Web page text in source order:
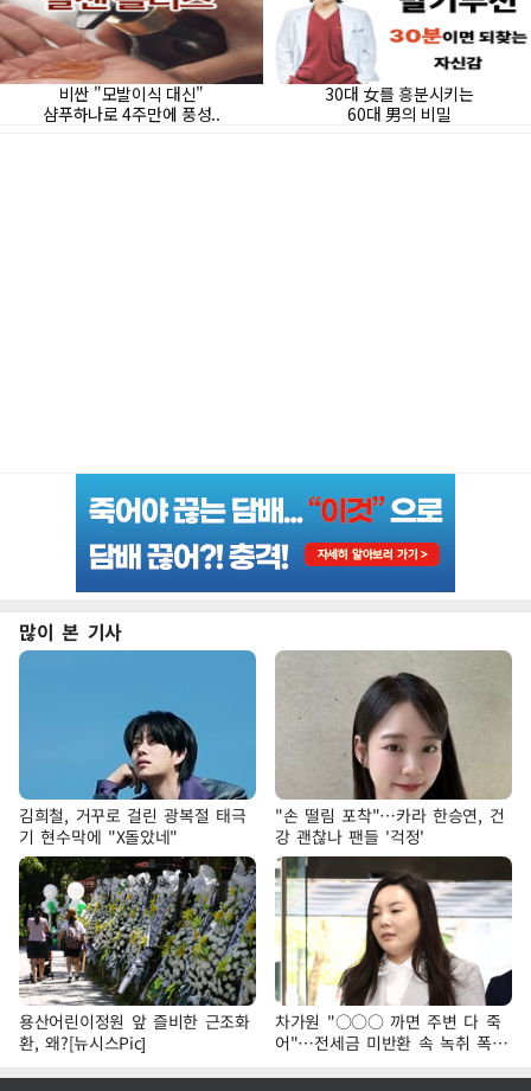
많이 본 기사
김희철, 거꾸로 걸린 광복절 태극
기 현수막에 "X돌았네"
"손 떨림 포착"…카라 한승연, 건
강 괜찮나 팬들 '걱정'
용산어린이정원 앞 즐비한 근조화
환, 왜?[뉴시스Pic]
차가원 "○○○ 까면 주변 다 죽
어"…전세금 미반환 속 녹취 폭로
파장